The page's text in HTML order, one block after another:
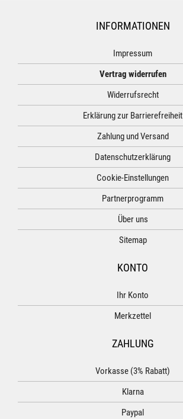
INFORMATIONEN
Impressum
Vertrag widerrufen
Widerrufsrecht
Erklärung zur Barrierefreiheit
Zahlung und Versand
Datenschutzerklärung
Cookie-Einstellungen
Partnerprogramm
Über uns
Sitemap
KONTO
Ihr Konto
Merkzettel
ZAHLUNG
Vorkasse (3% Rabatt)
Klarna
Paypal